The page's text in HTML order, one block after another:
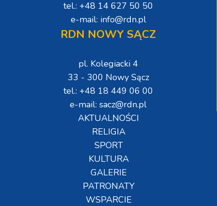
tel.: +48 14 627 50 50
e-mail: info@rdn.pl
RDN NOWY SĄCZ
pl. Kolegiacki 4
33 - 300 Nowy Sącz
tel.: +48 18 449 06 00
e-mail: sacz@rdn.pl
AKTUALNOŚCI
RELIGIA
SPORT
KULTURA
GALERIE
PATRONATY
WSPARCIE